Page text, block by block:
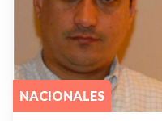
NACIONALES